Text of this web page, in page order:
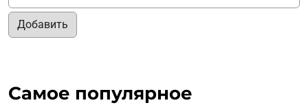
Добавить
Самое популярное